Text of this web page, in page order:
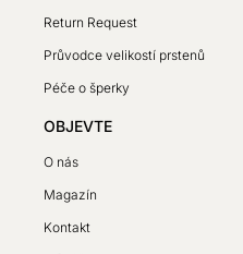
Return Request
Průvodce velikostí prstenů
Péče o šperky
OBJEVTE
O nás
Magazín
Kontakt